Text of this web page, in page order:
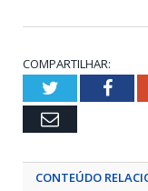
COMPARTILHAR:
Twitter
Email
CONTEÚDO